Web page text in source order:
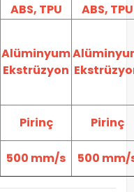
ABS, TPU
ABS, TPU
Alüminyum
Ekstrüzyon
Pirinç
Pirinç
500 mm/s 500 mm/